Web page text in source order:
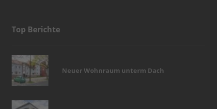
Top Berichte
Neuer Wohnraum unterm Dach